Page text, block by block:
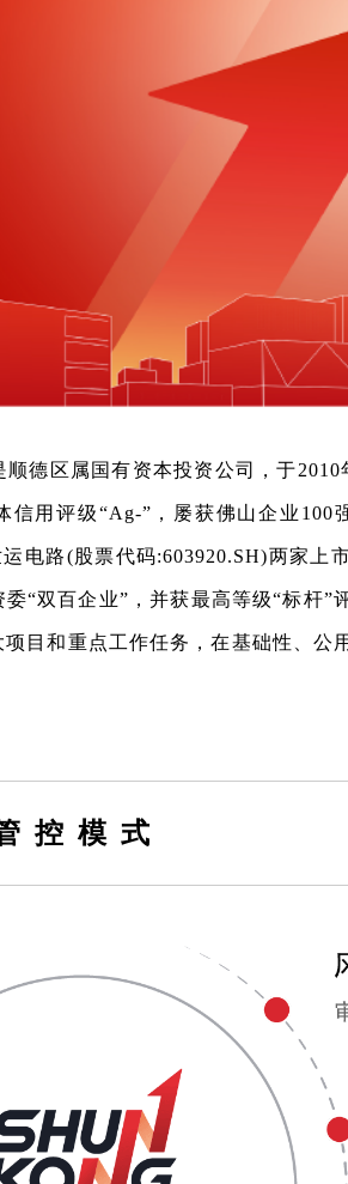
德区属国有资本投资公司，于
用评级“Ag-”，屡获佛山企业100
电路(股票代码:603920.SH)两家上
“双百企业”，并获最高等级“标杆”
目和重点工作任务，在基础性、公
控模式